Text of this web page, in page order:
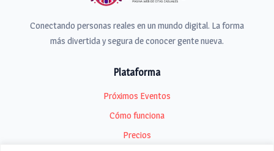
Conectando personas reales en un mundo digital. La forma
más divertida y segura de conocer gente nueva.
Plataforma
Próximos Eventos
Cómo funciona
Precios